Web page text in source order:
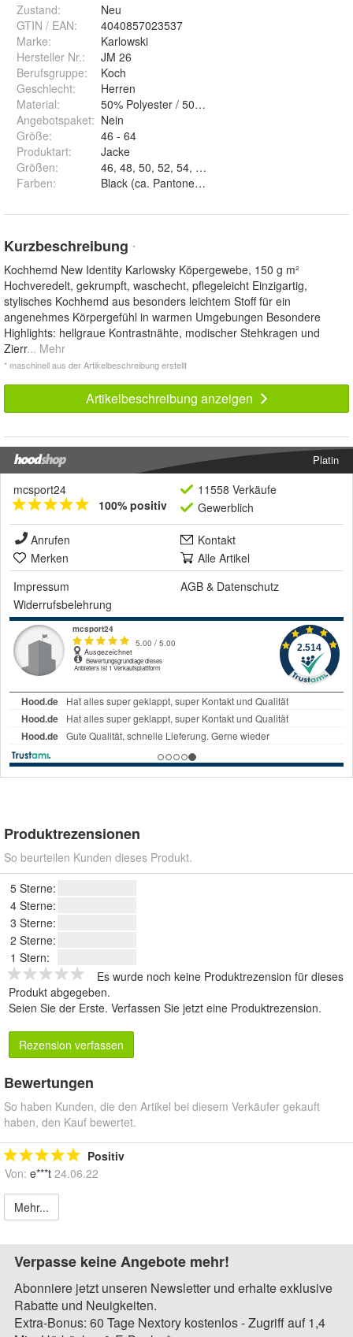
Zustand:
Neu
GTIN / EAN:
4040857023537
Marke:
Karlowski
Hersteller Nr.:
JM 26
Berufsgruppe:
Koch
Geschlecht:
Herren
Material:
50% Polyester / 50% Baumwolle
Angebotspaket: Nein
Größe:
46 - 64
Produktart:
Jacke
Größen:
Farben:
Kurzbeschreibung *
Kochhemd New Identity Karlowsky Köpergewebe, 150 g m²
Hochveredelt, gekrumpft, waschecht, pflegeleicht Einzigartig,
stylisches Kochhemd aus besonders leichtem Stoff für ein
angenehmes Körpergefühl in warmen Umgebungen Besondere
Highlights: hellgraue Kontrastnähte, modischer Stehkragen und
Zierr... Mehr
* maschinell aus der Artikelbeschreibung erstellt
Artikelbeschreibung anzeigen
Platin
mcsport24
100% positiv
11558 Verkäufe
Gewerblich
Anrufen
Kontakt
Merken
Alle Artikel
Impressum
AGB & Datenschutz
Widerrufsbelehrung
Produktrezensionen
So beurteilen Kunden dieses Produkt.
5 Sterne:
4 Sterne:
3 Sterne:
2 Sterne:
1 Stern:
Es wurde noch keine Produktrezension für dieses
Produkt abgegeben.
Seien Sie der Erste. Verfassen Sie jetzt eine Produktrezension.
Rezension verfassen
Bewertungen
So haben Kunden, die den Artikel bei diesem Verkäufer gekauft
haben, den Kauf bewertet.
Positiv
Von: e***t 24.06.22
Mehr...
Verpasse keine Angebote mehr!
Abonniere jetzt unseren Newsletter und erhalte exklusive
Rabatte und Neuigkeiten.
Extra-Bonus: 60 Tage Nextory kostenlos - Zugriff auf 1,4